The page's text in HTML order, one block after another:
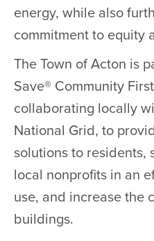
energy, while also
commitment to equity
The Town of Acton is
Save® Community
collaborating locally
National Grid, to
solutions to residents,
local nonprofits in an
use, and increase the
buildings.